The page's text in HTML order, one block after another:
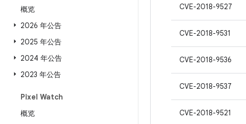
概览
2026 年公告
2025 年公告
2024 年公告
2023 年公告
Pixel Watch
概览
CVE-2018-9527
CVE-2018-9531
CVE-2018-9536
CVE-2018-9537
CVE-2018-9521